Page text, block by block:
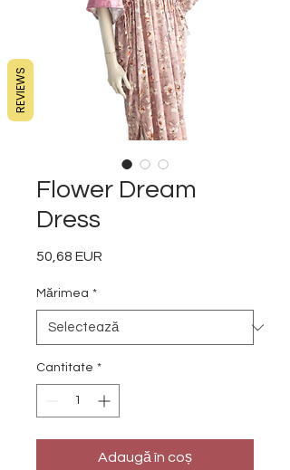
Flower Dream
Dress
50,68 EUR
Mărimea *
Cantitate *
Adaugă în coș
REVIEWS